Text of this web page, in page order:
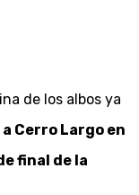
de los albos ya
a Cerro Largo en
final de la